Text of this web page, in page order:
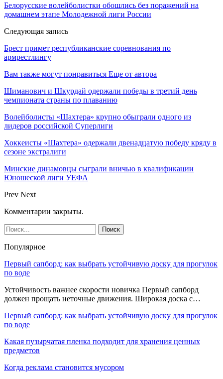
Белорусские волейболистки обошлись без поражений на
домашнем этапе Молодежной лиги России
Следующая запись
Брест примет республиканские соревнования по
армрестлингу
Вам также могут понравиться Еще от автора
Шиманович и Шкурдай одержали победы в третий день
чемпионата страны по плаванию
Волейболисты «Шахтера» крупно обыграли одного из
лидеров российской Суперлиги
Хоккеисты «Шахтера» одержали двенадцатую победу кряду в
сезоне экстралиги
Минские динамовцы сыграли вничью в квалификации
Юношеской лиги УЕФА
Prev Next
Комментарии закрыты.
Популярное
Первый сапборд: как выбрать устойчивую доску для прогулок
по воде
Устойчивость важнее скорости новичка Первый сапборд
должен прощать неточные движения. Широкая доска с…
Первый сапборд: как выбрать устойчивую доску для прогулок
по воде
Какая пузырчатая пленка подходит для хранения ценных
предметов
Когда реклама становится мусором